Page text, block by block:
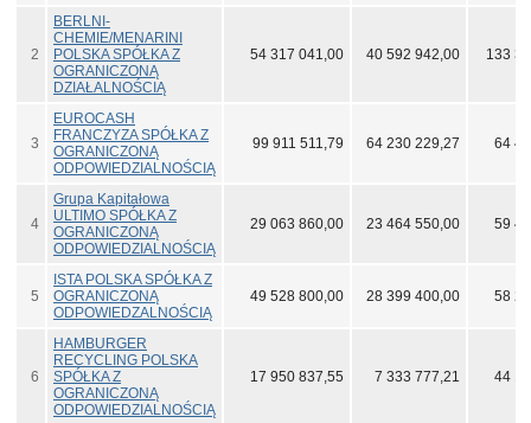
2
BERLNI-
CHEMIE/MENARINI
POLSKA SPÓŁKA Z
OGRANICZONĄ
DZIAŁALNOŚCIĄ
54 317 041,00 40 592 942,00 133
3
EUROCASH
FRANCZYZA SPÓŁKA Z
OGRANICZONĄ
ODPOWIEDZIALNOŚCIĄ
99 911 511,79 64 230 229,27 64
4
Grupa Kapitałowa
ULTIMO SPÓŁKA Z
OGRANICZONĄ
ODPOWIEDZIALNOŚCIĄ
29 063 860,00 23 464 550,00 59
5
ISTA POLSKA SPÓŁKA Z
OGRANICZONĄ
ODPOWIEDZALNOŚCIĄ
49 528 800,00 28 399 400,00 58
6
HAMBURGER
RECYCLING POLSKA
SPÓŁKA Z
OGRANICZONĄ
ODPOWIEDZIALNOŚCIĄ
17 950 837,55 7 333 777,21 44